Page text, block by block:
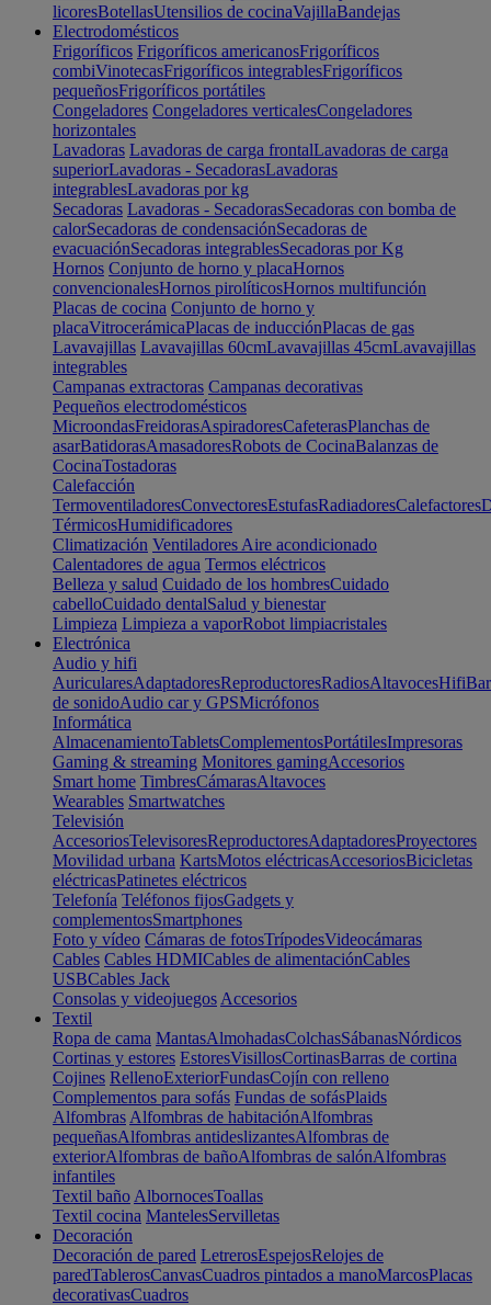
licoresBotellasUtensilios de cocinaVajillaBandejas
Electrodomésticos
Frigoríficos Frigoríficos americanosFrigoríficos
combiVinotecasFrigoríficos integrablesFrigoríficos
pequeñosFrigoríficos portátiles
Congeladores Congeladores verticalesCongeladores
horizontales
Lavadoras Lavadoras de carga frontalLavadoras de carga
superiorLavadoras - SecadorasLavadoras
integrablesLavadoras por kg
Secadoras Lavadoras - SecadorasSecadoras con bomba de
calorSecadoras de condensaciónSecadoras de
evacuaciónSecadoras integrablesSecadoras por Kg
Hornos Conjunto de horno y placaHornos
convencionalesHornos pirolíticosHornos multifunción
Placas de cocina Conjunto de horno y
placaVitrocerámicaPlacas de inducciónPlacas de gas
Lavavajillas Lavavajillas 60cmLavavajillas 45cmLavavajillas
integrables
Campanas extractoras Campanas decorativas
Pequeños electrodomésticos
MicroondasFreidorasAspiradoresCafeterasPlanchas de
asarBatidorasAmasadoresRobots de CocinaBalanzas de
CocinaTostadoras
Calefacción
TermoventiladoresConvectoresEstufasRadiadoresCalefactores
TérmicosHumidificadores
Climatización Ventiladores Aire acondicionado
Calentadores de agua Termos eléctricos
Belleza y salud Cuidado de los hombresCuidado
cabelloCuidado dentalSalud y bienestar
Limpieza Limpieza a vaporRobot limpiacristales
Electrónica
Audio y hifi
AuricularesAdaptadoresReproductoresRadiosAltavocesHifi
de sonidoAudio car y GPSMicrófonos
Informática
AlmacenamientoTabletsComplementosPortátilesImpresoras
Gaming & streaming Monitores gamingAccesorios
Smart home TimbresCámarasAltavoces
Wearables Smartwatches
Televisión
AccesoriosTelevisoresReproductoresAdaptadoresProyectores
Movilidad urbana KartsMotos eléctricasAccesoriosBicicletas
eléctricasPatinetes eléctricos
Telefonía Teléfonos fijosGadgets y
complementosSmartphones
Foto y vídeo Cámaras de fotosTrípodesVideocámaras
Cables Cables HDMICables de alimentaciónCables
USBCables Jack
Consolas y videojuegos Accesorios
Textil
Ropa de cama MantasAlmohadasColchasSábanasNórdicos
Cortinas y estores EstoresVisillosCortinasBarras de cortina
Cojines RellenoExteriorFundasCojín con relleno
Complementos para sofás Fundas de sofásPlaids
Alfombras Alfombras de habitaciónAlfombras
pequeñasAlfombras antideslizantesAlfombras de
exteriorAlfombras de bañoAlfombras de salónAlfombras
infantiles
Textil baño AlbornocesToallas
Textil cocina MantelesServilletas
Decoración
Decoración de pared LetrerosEspejosRelojes de
paredTablerosCanvasCuadros pintados a manoMarcosPlacas
decorativasCuadros